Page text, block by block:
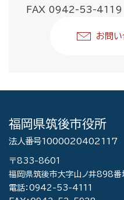
FAX 0942-53-4119
お問い
福岡県筑後市役所
法人番号1000020402117
〒833-8601
福岡県筑後市大字山ノ井898
電話：0942-53-4111